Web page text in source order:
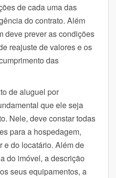
de cada uma das
do contrato. Além
deve prever as condições
reajuste de valores e os
das
de aluguel por
que ele seja
Nele, deve constar todas
para a hospedagem,
e do locatário. Além de
do imóvel, a descrição
seus equipamentos, a